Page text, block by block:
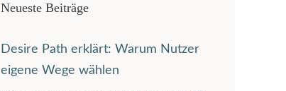
Neueste Beiträge
Desire Path erklärt: Warum Nutzer
eigene Wege wählen